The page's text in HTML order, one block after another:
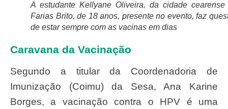
A estudante Kellyane Oliveira, da cidade cearense
Farias Brito, de 18 anos, presente no evento, faz
de estar sempre com as vacinas em dias
Caravana da Vacinação
Segundo a titular da Coordenadoria de
Imunização (Coimu) da Sesa, Ana Karine
Borges, a vacinação contra o HPV é uma